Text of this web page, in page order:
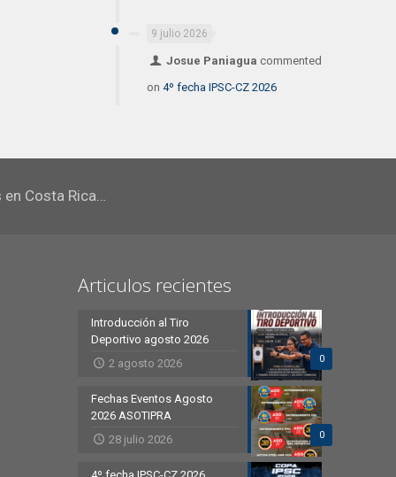
9 julio 2026
Josue Paniagua commented
on4º fecha IPSC-CZ 2026
Costa Rica…
Articulos recientes
0
Introducción al Tiro
Deportivo agosto 2026
2 agosto 2026
0
Fechas Eventos Agosto
2026 ASOTIPRA
28 julio 2026